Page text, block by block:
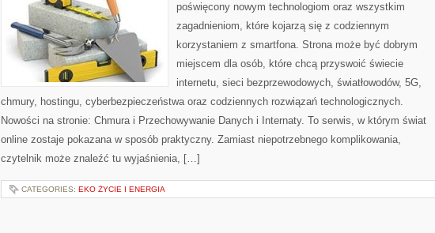
poświęcony nowym technologiom oraz wszystkim
zagadnieniom, które kojarzą się z codziennym
korzystaniem z smartfona. Strona może być dobrym
miejscem dla osób, które chcą przyswoić świecie
internetu, sieci bezprzewodowych, światłowodów, 5G,
chmury, hostingu, cyberbezpieczeństwa oraz codziennych rozwiązań technologicznych.
Nowości na stronie: Chmura i Przechowywanie Danych i Internaty. To serwis, w którym świat
online zostaje pokazana w sposób praktyczny. Zamiast niepotrzebnego komplikowania,
czytelnik może znaleźć tu wyjaśnienia, […]
CATEGORIES: EKO ŻYCIE I ENERGIA